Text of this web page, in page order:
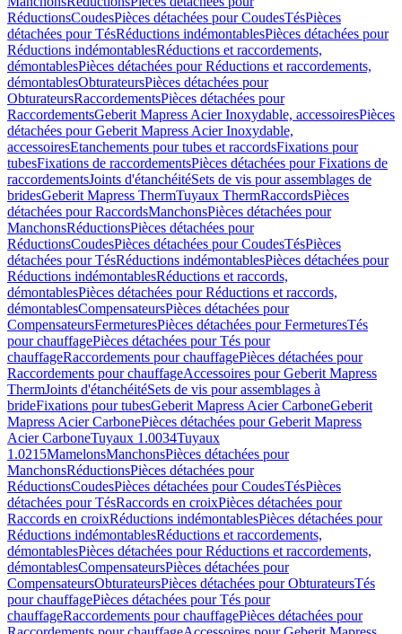
RéductionsCoudesPièces détachées pour CoudesTésPièces
détachées pour TésRéductions indémontablesPièces détachées pour
Réductions indémontablesRéductions et raccordements,
démontablesPièces détachées pour Réductions et raccordements,
démontablesObturateursPièces détachées pour
ObturateursRaccordementsPièces détachées pour
RaccordementsGeberit Mapress Acier Inoxydable, accessoiresPièces
détachées pour Geberit Mapress Acier Inoxydable,
accessoiresEtanchements pour tubes et raccordsFixations pour
tubesFixations de raccordementsPièces détachées pour Fixations de
raccordementsJoints d'étanchéitéSets de vis pour assemblages de
bridesGeberit Mapress ThermTuyaux ThermRaccordsPièces
détachées pour RaccordsManchonsPièces détachées pour
ManchonsRéductionsPièces détachées pour
RéductionsCoudesPièces détachées pour CoudesTésPièces
détachées pour TésRéductions indémontablesPièces détachées pour
Réductions indémontablesRéductions et raccords,
démontablesPièces détachées pour Réductions et raccords,
démontablesCompensateursPièces détachées pour
CompensateursFermeturesPièces détachées pour FermeturesTés
pour chauffagePièces détachées pour Tés pour
chauffageRaccordements pour chauffagePièces détachées pour
Raccordements pour chauffageAccessoires pour Geberit Mapress
ThermJoints d'étanchéitéSets de vis pour assemblages à
brideFixations pour tubesGeberit Mapress Acier CarboneGeberit
Mapress Acier CarbonePièces détachées pour Geberit Mapress
Acier CarboneTuyaux 1.0034Tuyaux
1.0215MamelonsManchonsPièces détachées pour
ManchonsRéductionsPièces détachées pour
RéductionsCoudesPièces détachées pour CoudesTésPièces
détachées pour TésRaccords en croixPièces détachées pour
Raccords en croixRéductions indémontablesPièces détachées pour
Réductions indémontablesRéductions et raccordements,
démontablesPièces détachées pour Réductions et raccordements,
démontablesCompensateursPièces détachées pour
CompensateursObturateursPièces détachées pour ObturateursTés
pour chauffagePièces détachées pour Tés pour
chauffageRaccordements pour chauffagePièces détachées pour